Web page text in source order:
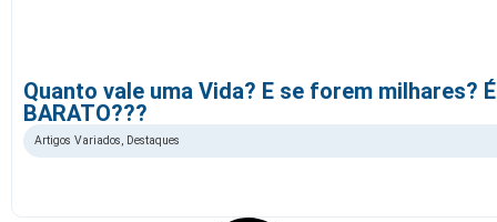
Quanto vale uma Vida? E se forem milhares?
BARATO???
Artigos Variados, Destaques